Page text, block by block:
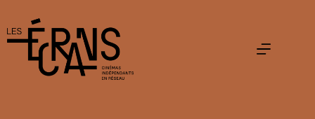
contenu